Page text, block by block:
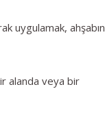
uygulamak, ahşabın
alanda veya bir